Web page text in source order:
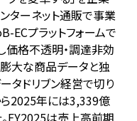
ターネット通販で事業
プラットフォームで
価格不透明・調達非効
大な商品データと独
タドリブン経営で切り
2025年には3,339億